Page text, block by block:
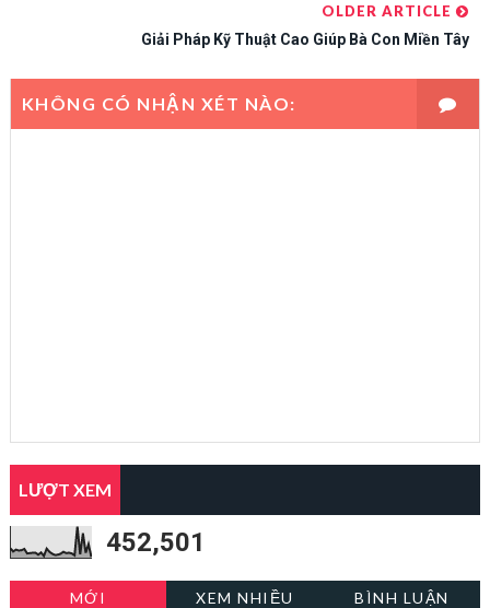
OLDER ARTICLE
Giải Pháp Kỹ Thuật Cao Giúp Bà Con Miền Tây
KHÔNG CÓ NHẬN XÉT NÀO:
LƯỢT XEM
452,501
MỚI XEM NHIỀU BÌNH LUẬN